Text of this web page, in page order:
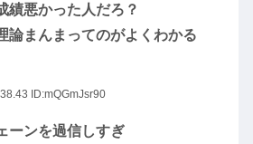
績悪かった人だろ？
論まんまってのがよくわかる
ID:mQGmJsr90
ーンを過信しすぎ